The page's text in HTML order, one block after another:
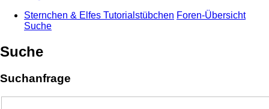
Sternchen & Elfes Tutorialstübchen Foren-Übersicht
Suche
Suche
Suchanfrage